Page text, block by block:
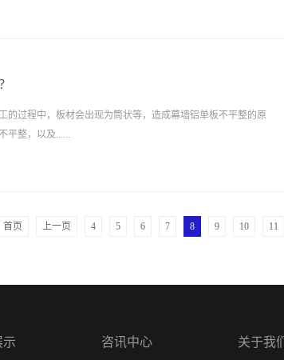
的过程中，板材会出现为筒状等，造成幕墙铝单板不平整的原
平整，以及......
首页 上一页 4 5 6 7 8 9 10 11
示 咨讯中心 关于我们